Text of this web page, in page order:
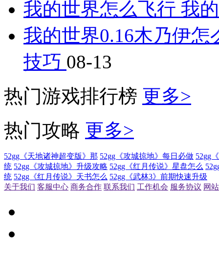
我的世界怎么飞行 我
我的世界0.16木乃伊怎
技巧 08-13
热门游戏排行榜 更多>
热门攻略 更多>
52gg《天地诸神超变版》那 52gg《攻城掠地》每日必做 52gg
统 52gg《攻城掠地》升级攻略 52gg《红月传说》星盘怎么
统 52gg《红月传说》天书怎么 52gg《武林3》前期快速升级
关于我们 客服中心 商务合作 联系我们 工作机会 服务协议 网